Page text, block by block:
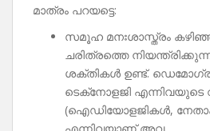
മാത്രം പറയട്ടെ:
സമൂഹ മനഃശാസ്ത്രം
ചരിത്രത്തെ
ശക്തികൾ ഉണ്ട്.
ടെക്‌നോളജി എന്നിവയുടെ
(ഐഡിയോളജികൾ,
എന്നിവയാണ് അവ.